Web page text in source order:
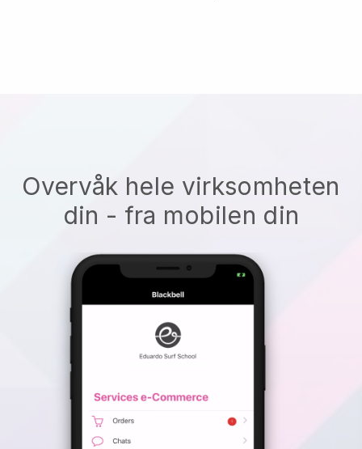
Overvåk hele virksomheten
din - fra mobilen din